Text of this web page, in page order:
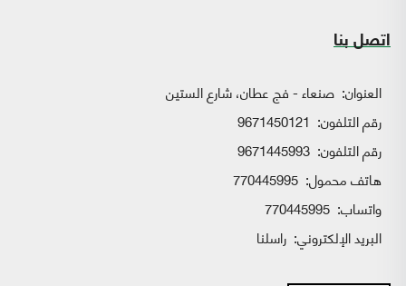
اتصل بنا
العنوان: صنعاء - فج عطان، شارع الستين
رقم التلفون: 9671450121
رقم التلفون: 9671445993
هاتف محمول: 770445995
واتساب:
البريد الإلكتروني: راسلنا